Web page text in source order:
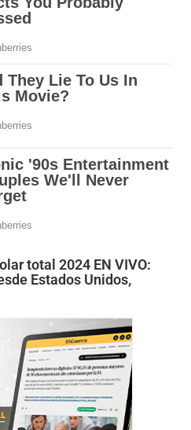
total 2024 EN VIVO:
Estados Unidos,